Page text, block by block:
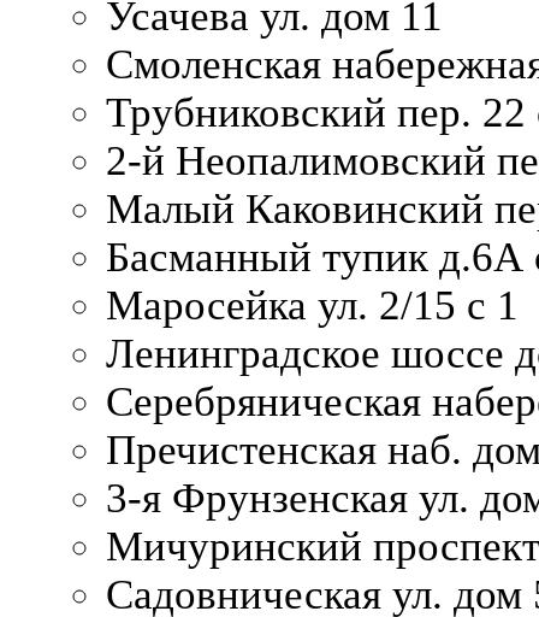
Усачева ул. дом 11
Смоленская
Трубниковский пер. 22
2-й Неопалимовский
Малый Каковинский
Басманный тупик д.6А
Маросейка ул. 2/15 с 1
Ленинградское шоссе
Серебряническая
Пречистенская наб.
3-я Фрунзенская ул.
Мичуринский
Садовническая ул. дом